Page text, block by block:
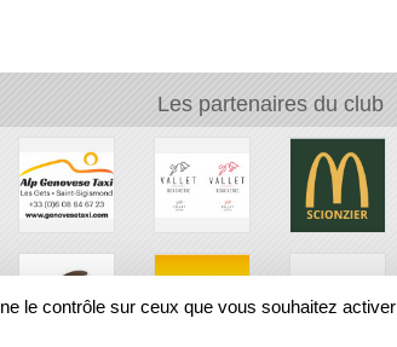
Les partenaires du club
le contrôle sur ceux que vous souhaitez activer